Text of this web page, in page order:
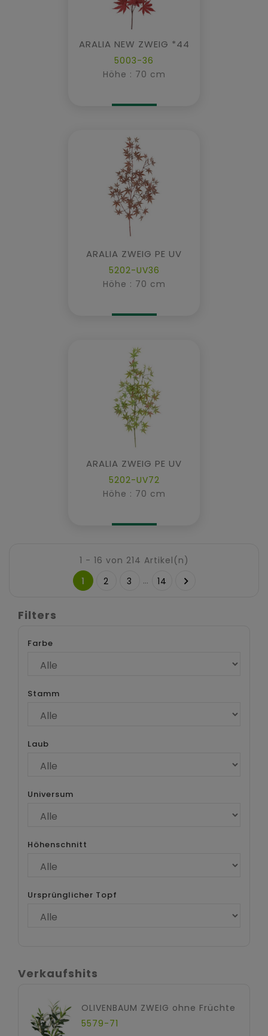
ARALIA NEW ZWEIG *44
5003-36
Höhe : 70 cm
ARALIA ZWEIG PE UV
5202-UV36
Höhe : 70 cm
ARALIA ZWEIG PE UV
5202-UV72
Höhe : 70 cm
1 - 16 von 214 Artikel(n)
1
2 3 … 14 
Filters
Farbe
Stamm
Laub
Universum
Höhenschnitt
Ursprünglicher Topf
Verkaufshits
OLIVENBAUM ZWEIG ohne Früchte
5579-71